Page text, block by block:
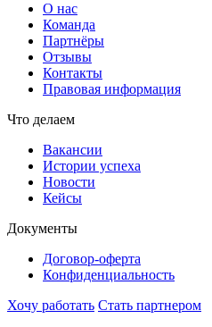
О нас
Команда
Партнёры
Отзывы
Контакты
Правовая информация
Что делаем
Вакансии
Истории успеха
Новости
Кейсы
Документы
Договор-оферта
Конфиденциальность
Хочу работать Стать партнером